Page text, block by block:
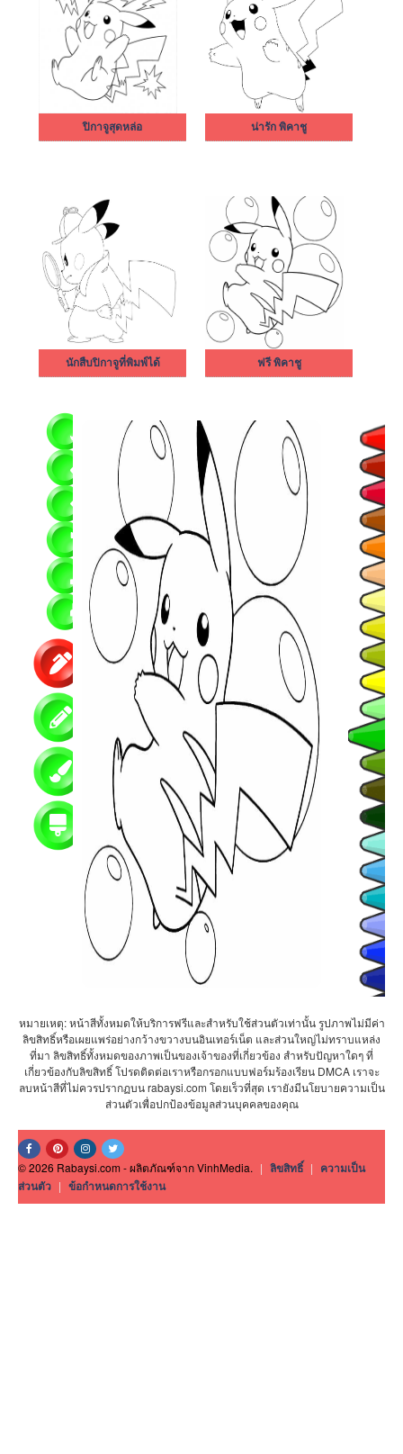
ปิกาจูสุดหล่อ น่ารัก พิคาชู
นักสืบปิกาจูที่พิมพ์ได้ ฟรี พิคาชู
หมายเหตุ: หน้าสีทั้งหมดให้บริการฟรีและสำหรับใช้ส่วนตัวเท่านั้น รูปภาพไม่มีค่า
ลิขสิทธิ์หรือเผยแพร่อย่างกว้างขวางบนอินเทอร์เน็ต และส่วนใหญ่ไม่ทราบแหล่ง
ที่มา ลิขสิทธิ์ทั้งหมดของภาพเป็นของเจ้าของที่เกี่ยวข้อง สำหรับปัญหาใดๆ ที่
เกี่ยวข้องกับลิขสิทธิ์ โปรดติดต่อเราหรือกรอกแบบฟอร์มร้องเรียน DMCA เราจะ
ลบหน้าสีที่ไม่ควรปรากฏบน rabaysi.com โดยเร็วที่สุด เรายังมีนโยบายความเป็น
ส่วนตัวเพื่อปกป้องข้อมูลส่วนบุคคลของคุณ
© 2026 Rabaysi.com - ผลิตภัณฑ์จาก VinhMedia. | ลิขสิทธิ์ | ความเป็น
ส่วนตัว | ข้อกำหนดการใช้งาน